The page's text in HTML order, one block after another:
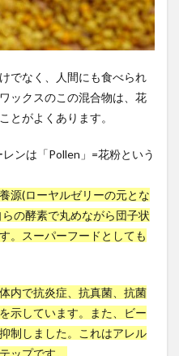
快眠と不眠のメカニズム
思い込み
思考の罠
性病検査
性的満足度
性的能力
影響
悪心
ントロール
ュリティマネジメント
報リテラシー
ーク
意志力
と生きる闘志
感染対策
でなく、人間にも食べられ
ックスのこの混合物は、花
とがよくあります。
ンは「Pollen」=花粉という
源(ローヤルゼリーの元とな
の酵素で丸めながら団子状
。スーパーフードとしても
内で抗炎症、抗真菌、抗菌
示しています。また、ビー
制しました。これはアレル
ップです。